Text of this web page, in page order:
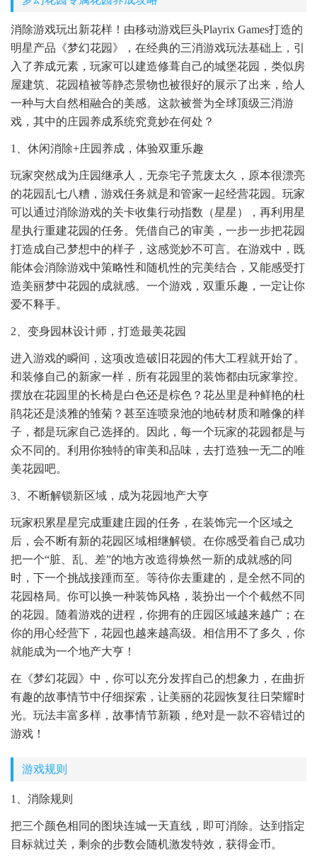
消除游戏玩出新花样！由移动游戏巨头Playrix Games打造的
明星产品《梦幻花园》，在经典的三消游戏玩法基础上，引
入了养成元素，玩家可以建造修葺自己的城堡花园，类似房
屋建筑、花园植被等静态景物也被很好的展示了出来，给人
一种与大自然相融合的美感。这款被誉为全球顶级三消游
戏，其中的庄园养成系统究竟妙在何处？
1、休闲消除+庄园养成，体验双重乐趣
玩家突然成为庄园继承人，无奈宅子荒废太久，原本很漂亮
的花园乱七八糟，游戏任务就是和管家一起经营花园。玩家
可以通过消除游戏的关卡收集行动指数（星星），再利用星
星执行重建花园的任务。凭借自己的审美，一步一步把花园
打造成自己梦想中的样子，这感觉妙不可言。在游戏中，既
能体会消除游戏中策略性和随机性的完美结合，又能感受打
造美丽梦中花园的成就感。一个游戏，双重乐趣，一定让你
爱不释手。
2、变身园林设计师，打造最美花园
进入游戏的瞬间，这项改造破旧花园的伟大工程就开始了。
和装修自己的新家一样，所有花园里的装饰都由玩家掌控。
摆放在花园里的长椅是白色还是棕色？花丛里是种鲜艳的杜
鹃花还是淡雅的雏菊？甚至连喷泉池的地砖材质和雕像的样
子，都是玩家自己选择的。因此，每一个玩家的花园都是与
众不同的。利用你独特的审美和品味，去打造独一无二的唯
美花园吧。
3、不断解锁新区域，成为花园地产大亨
玩家积累星星完成重建庄园的任务，在装饰完一个区域之
后，会不断有新的花园区域相继解锁。在你感受着自己成功
把一个“脏、乱、差”的地方改造得焕然一新的成就感的同
时，下一个挑战接踵而至。等待你去重建的，是全然不同的
花园格局。你可以换一种装饰风格，装扮出一个个截然不同
的花园。随着游戏的进程，你拥有的庄园区域越来越广；在
你的用心经营下，花园也越来越高级。相信用不了多久，你
就能成为一个地产大亨！
在《梦幻花园》中，你可以充分发挥自己的想象力，在曲折
有趣的故事情节中仔细探索，让美丽的花园恢复往日荣耀时
光。玩法丰富多样，故事情节新颖，绝对是一款不容错过的
游戏！
游戏规则
1、消除规则
把三个颜色相同的图块连城一天直线，即可消除。达到指定
目标就过关，剩余的步数会随机激发特效，获得金币。